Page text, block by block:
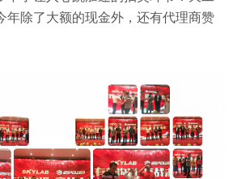
年除了大额的现金外，还有代理商赞